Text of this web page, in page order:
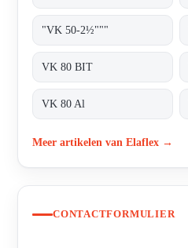
"VK 50-2½"""
VK 80 BIT
VK 80 Al
Meer artikelen van Elaflex →
CONTACTFORMULIER